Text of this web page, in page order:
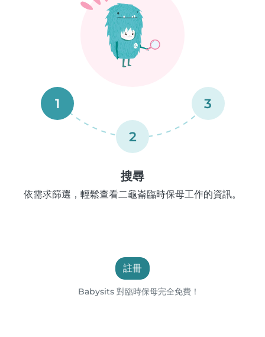
1
2
3
搜尋
依需求篩選，輕鬆查看二龜崙臨時保母工作的資訊。
註冊
Babysits 對臨時保母完全免費！